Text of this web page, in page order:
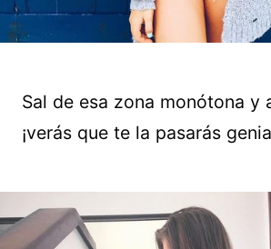
Sal de esa zona monótona y
¡verás que te la pasarás